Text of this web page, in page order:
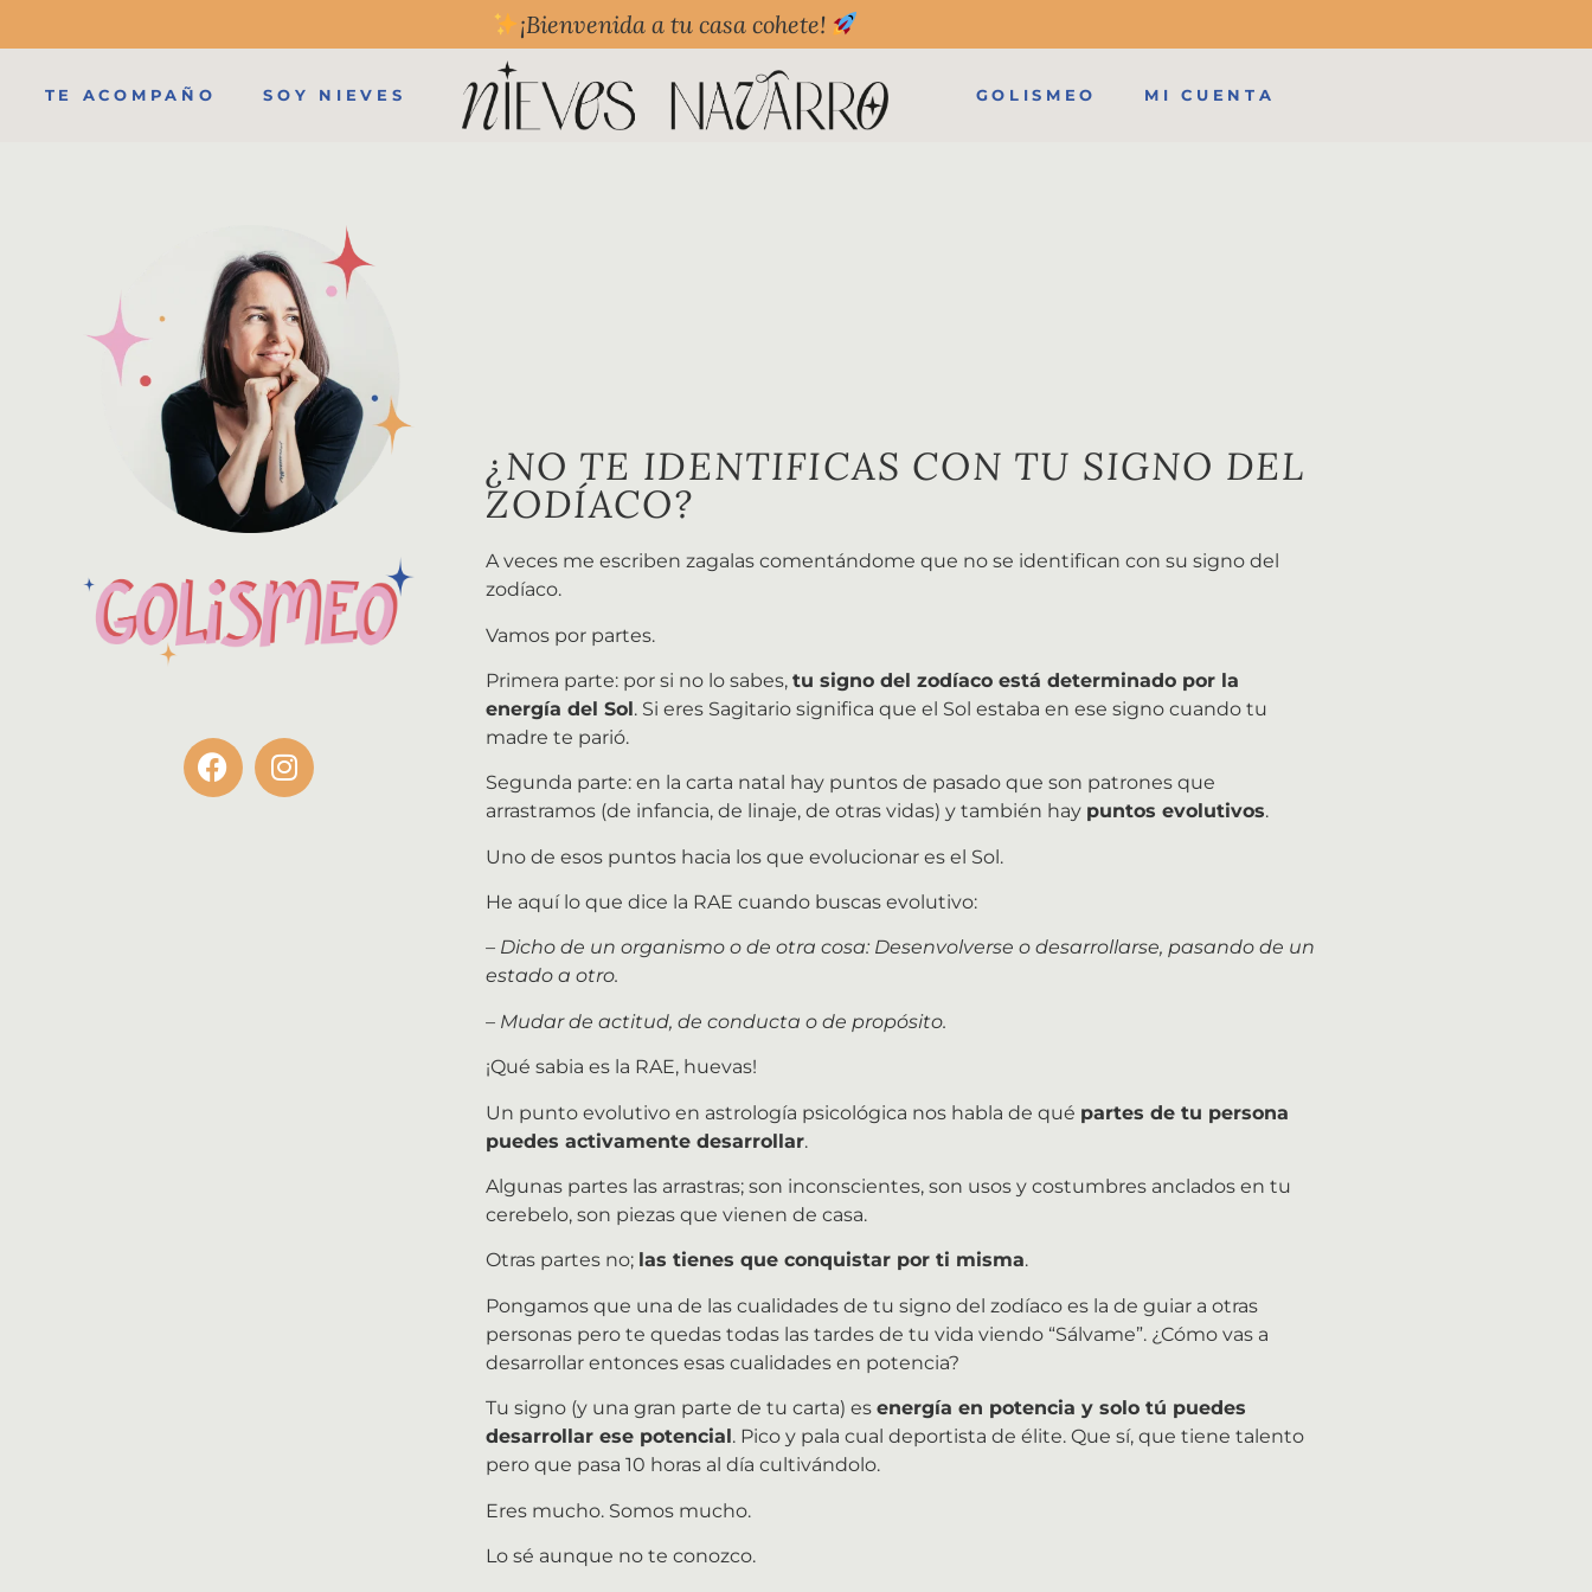
¡Bienvenida a tu casa cohete!
TE ACOMPAÑO SOY NIEVES GOLISMEO MI CUENTA
¿NO TE IDENTIFICAS CON TU SIGNO DEL
ZODÍACO?
A veces me escriben zagalas comentándome que no se identifican con su signo del
zodíaco.
Vamos por partes.
Primera parte: por si no lo sabes, tu signo del zodíaco está determinado por la
energía del Sol. Si eres Sagitario significa que el Sol estaba en ese signo cuando tu
madre te parió.
Segunda parte: en la carta natal hay puntos de pasado que son patrones que
arrastramos (de infancia, de linaje, de otras vidas) y también hay puntos evolutivos.
Uno de esos puntos hacia los que evolucionar es el Sol.
He aquí lo que dice la RAE cuando buscas evolutivo:
– Dicho de un organismo o de otra cosa: Desenvolverse o desarrollarse, pasando de un
estado a otro.
– Mudar de actitud, de conducta o de propósito.
¡Qué sabia es la RAE, huevas!
Un punto evolutivo en astrología psicológica nos habla de qué partes de tu persona
puedes activamente desarrollar.
Algunas partes las arrastras; son inconscientes, son usos y costumbres anclados en tu
cerebelo, son piezas que vienen de casa.
Otras partes no; las tienes que conquistar por ti misma.
Pongamos que una de las cualidades de tu signo del zodíaco es la de guiar a otras
personas pero te quedas todas las tardes de tu vida viendo “Sálvame”. ¿Cómo vas a
desarrollar entonces esas cualidades en potencia?
Tu signo (y una gran parte de tu carta) es energía en potencia y solo tú puedes
desarrollar ese potencial . Pico y pala cual deportista de élite. Que sí, que tiene talento
pero que pasa 10 horas al día cultivándolo.
Eres mucho. Somos mucho.
Lo sé aunque no te conozco.